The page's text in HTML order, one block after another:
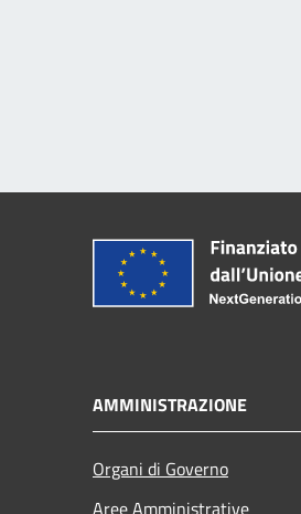
AMMINISTRAZIONE
Organi di Governo
Aree Amministrative